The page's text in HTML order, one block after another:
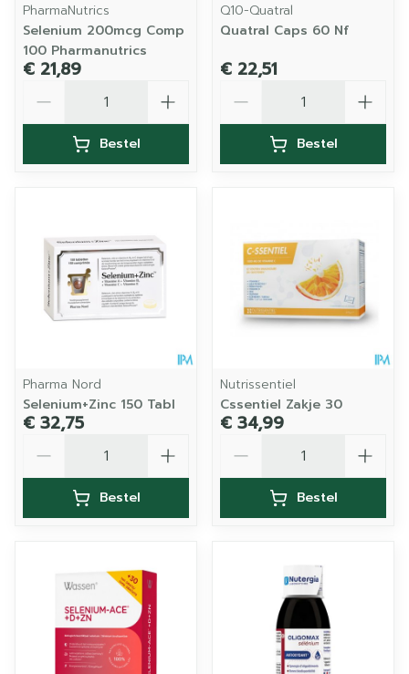
PharmaNutrics
Selenium 200mcg Comp
100 Pharmanutrics
€ 21,89
Bestel
Q10-Quatral
Quatral Caps 60 Nf
€ 22,51
Bestel
Pharma Nord
Selenium+Zinc 150 Tabl
€ 32,75
Bestel
Nutrissentiel
Cssentiel Zakje 30
€ 34,99
Bestel